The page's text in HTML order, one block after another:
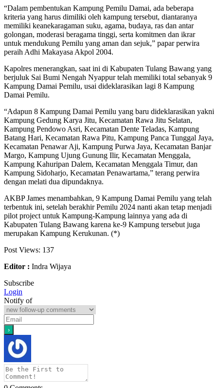
“Dalam pembentukan Kampung Pemilu Damai, ada beberapa
kriteria yang harus dimiliki oleh kampung tersebut, diantaranya
memiliki keanekaragaman suku, agama, budaya, ras dan antar
golongan, moderasi beragama tinggi, serta komitmen dan ikrar
untuk mendukung Pemilu yang aman dan sejuk,” papar perwira
peraih Adhi Makayasa Akpol 2004.
Kapolres menerangkan, saat ini di Kabupaten Tulang Bawang yang
berjuluk Sai Bumi Nengah Nyappur telah memiliki total sebanyak 9
Kampung Damai Pemilu, usai dideklarasikan lagi 8 Kampung
Damai Pemilu.
“Adapun 8 Kampung Damai Pemilu yang baru dideklarasikan yakni
Kampung Gedung Karya Jitu, Kecamatan Rawa Jitu Selatan,
Kampung Pendowo Asri, Kecamatan Dente Teladas, Kampung
Batang Hari, Kecamatan Rawa Pitu, Kampung Panca Tunggal Jaya,
Kecamatan Penawar Aji, Kampung Purwa Jaya, Kecamatan Banjar
Margo, Kampung Ujung Gunung Ilir, Kecamatan Menggala,
Kampung Kahuripan Dalem, Kecamatan Menggala Timur, dan
Kampung Sidoharjo, Kecamatan Penawartama,” terang perwira
dengan melati dua dipundaknya.
AKBP James menambahkan, 9 Kampung Damai Pemilu yang telah
terbentuk ini, setelah berakhir Pemilu 2024 nanti akan tetap menjadi
pilot project untuk Kampung-Kampung lainnya yang ada di
Kabupaten Tulang Bawang karena ke-9 Kampung tersebut juga
merupakan Kampung Kerukunan. (*)
Post Views: 137
Editor : Indra Wijaya
Subscribe
Login
Notify of